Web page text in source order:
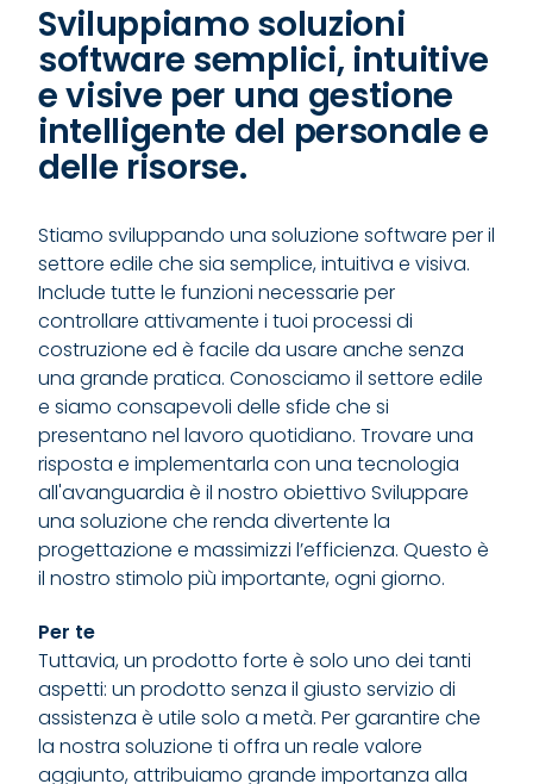
Sviluppiamo soluzioni
software semplici, intuitive
e visive per una gestione
intelligente del personale e
delle risorse.
Stiamo sviluppando una soluzione software per il
settore edile che sia semplice, intuitiva e visiva.
Include tutte le funzioni necessarie per
controllare attivamente i tuoi processi di
costruzione ed è facile da usare anche senza
una grande pratica. Conosciamo il settore edile
e siamo consapevoli delle sfide che si
presentano nel lavoro quotidiano. Trovare una
risposta e implementarla con una tecnologia
all'avanguardia è il nostro obiettivo Sviluppare
una soluzione che renda divertente la
progettazione e massimizzi l’efficienza. Questo è
il nostro stimolo più importante, ogni giorno.
Per te
Tuttavia, un prodotto forte è solo uno dei tanti
aspetti: un prodotto senza il giusto servizio di
assistenza è utile solo a metà. Per garantire che
la nostra soluzione ti offra un reale valore
aggiunto, attribuiamo grande importanza alla